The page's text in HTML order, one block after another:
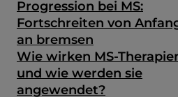
Progression bei MS:
Fortschreiten von
an bremsen
Wie wirken MS-
und wie werden sie
angewendet?